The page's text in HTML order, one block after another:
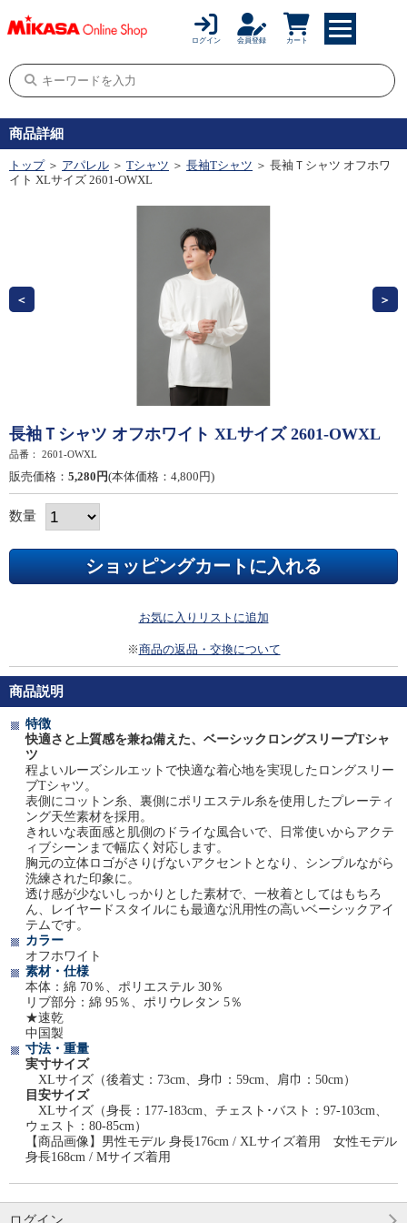
ログイン 会員登録 カート
商品詳細
トップ ＞ アパレル ＞ Tシャツ ＞ 長袖Tシャツ ＞ 長袖Ｔシャツ オフホワ
イト XLサイズ 2601-OWXL
長袖Ｔシャツ オフホワイト XLサイズ 2601-OWXL
品番： 2601-OWXL
販売価格： 5,280円(本体価格：4,800円)
数量
お気に入りリストに追加
※商品の返品・交換について
商品説明
特徴
快適さと上質感を兼ね備えた、ベーシックロングスリーブTシャ
ツ
程よいルーズシルエットで快適な着心地を実現したロングスリー
ブTシャツ。
表側にコットン糸、裏側にポリエステル糸を使用したプレーティ
ング天竺素材を採用。
きれいな表面感と肌側のドライな風合いで、日常使いからアクテ
ィブシーンまで幅広く対応します。
胸元の立体ロゴがさりげないアクセントとなり、シンプルながら
洗練された印象に。
透け感が少ないしっかりとした素材で、一枚着としてはもちろ
ん、レイヤードスタイルにも最適な汎用性の高いベーシックアイ
テムです。
カラー
オフホワイト
素材・仕様
本体：綿 70％、ポリエステル 30％
リブ部分：綿 95％、ポリウレタン 5％
★速乾
中国製
寸法・重量
実寸サイズ
XLサイズ（後着丈：73cm、身巾：59cm、肩巾：50cm）
目安サイズ
XLサイズ（身長：177-183cm、チェスト･バスト：97-103cm、
ウェスト：80-85cm）
【商品画像】男性モデル 身長176cm / XLサイズ着用 女性モデル
身長168cm / Mサイズ着用